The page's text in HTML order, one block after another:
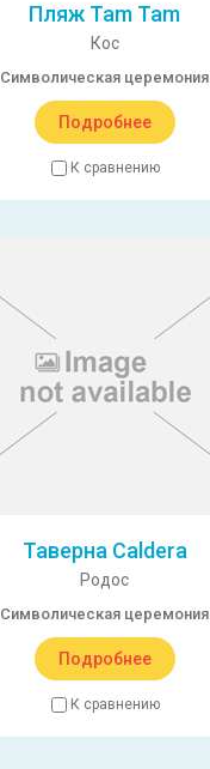
Пляж Tam Tam
Кос
Символическая церемония
Подробнее
К сравнению
Таверна Caldera
Родос
Символическая церемония
Подробнее
К сравнению